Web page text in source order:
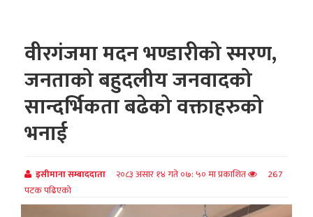
वीरगंजमा मदन भण्डारीको स्मरण,
जनताको बहुदलीय जनवादको
सान्दर्भिकता बढेको वक्ताहरुको
भनाई
इसीमाना सम्बाददाता २०८३ असार १४ गते ०७: ५० मा प्रकाशित
267
पटक पढिएको